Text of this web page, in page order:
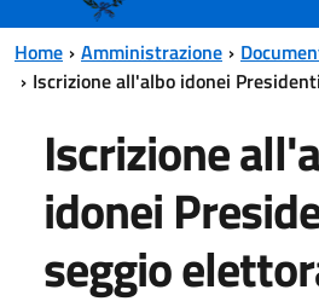
Home Amministrazione
Iscrizione all'albo idonei
Iscrizione
idonei
seggio